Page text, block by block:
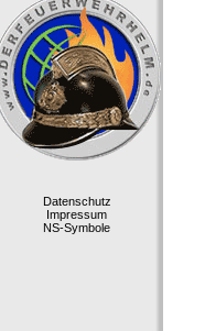
Datenschutz
Impressum
NS-Symbole